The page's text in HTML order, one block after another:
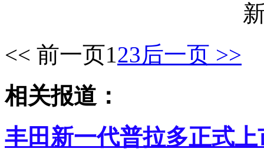
<< 前一页123后一页 >>
相关报道：
丰田新一代普拉多正式上